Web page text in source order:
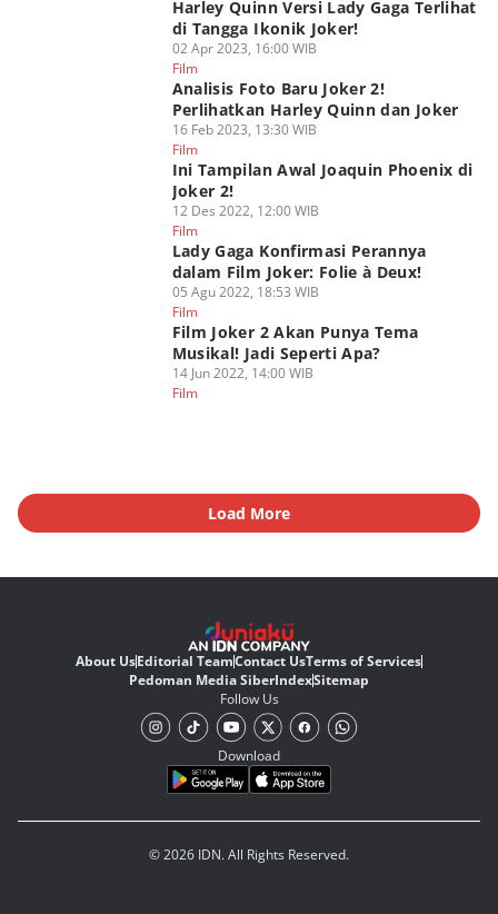
Harley Quinn Versi Lady Gaga Terlihat
di Tangga Ikonik Joker!
02 Apr 2023, 16:00 WIB
Film
Analisis Foto Baru Joker 2!
Perlihatkan Harley Quinn dan Joker
16 Feb 2023, 13:30 WIB
Film
Ini Tampilan Awal Joaquin Phoenix di
Joker 2!
12 Des 2022, 12:00 WIB
Film
Lady Gaga Konfirmasi Perannya
dalam Film Joker: Folie à Deux!
05 Agu 2022, 18:53 WIB
Film
Film Joker 2 Akan Punya Tema
Musikal! Jadi Seperti Apa?
14 Jun 2022, 14:00 WIB
Film
Load More
About UsEditorial TeamContact UsTerms of Services
Pedoman Media SiberIndexSitemap
Follow Us
Download
© 2026 IDN. All Rights Reserved.